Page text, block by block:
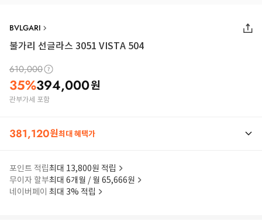
BVLGARI
불가리 선글라스 3051 VISTA 504
610,000
35%394,000원
관부가세 포함
381,120원최대 혜택가
포인트 적립최대 13,800원 적립
무이자 할부최대 6개월 / 월 65,666원
네이버페이 최대 3% 적립